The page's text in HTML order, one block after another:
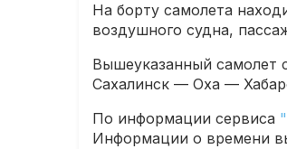
На борту самолета
воздушного судна,
Вышеуказанный самолет
Сахалинск — Оха —
По информации сервиса
Информации о времени